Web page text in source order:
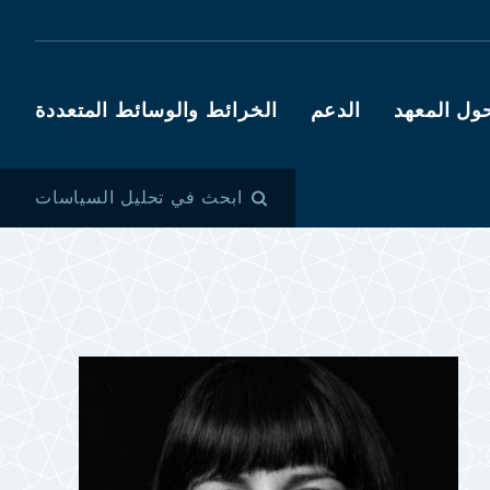
المعهد الدعم الخرائط والوسائط المتعددة
ابحث في تحليل السياسات